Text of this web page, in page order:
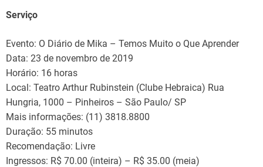
Serviço
Evento: O Diário de Mika – Temos Muito o Que Aprender
Data: 23 de novembro de 2019
Horário: 16 horas
Local: Teatro Arthur Rubinstein (Clube Hebraica) Rua
Hungria, 1000 – Pinheiros – São Paulo/ SP
Mais informações: (11) 3818.8800
Duração: 55 minutos
Recomendação: Livre
Ingressos: R$ 70.00 (inteira) – R$ 35.00 (meia)